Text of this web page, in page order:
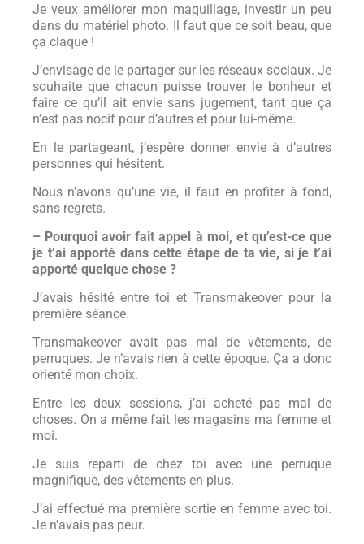
Je veux améliorer mon maquillage, investir un peu
dans du matériel photo. Il faut que ce soit beau, que
ça claque !
J’envisage de le partager sur les réseaux sociaux. Je
souhaite que chacun puisse trouver le bonheur et
faire ce qu’il ait envie sans jugement, tant que ça
n’est pas nocif pour d’autres et pour lui-même.
En le partageant, j’espère donner envie à d’autres
personnes qui hésitent.
Nous n’avons qu’une vie, il faut en profiter à fond,
sans regrets.
– Pourquoi avoir fait appel à moi, et qu’est-ce que
je t’ai apporté dans cette étape de ta vie, si je t’ai
apporté quelque chose ?
J’avais hésité entre toi et Transmakeover pour la
première séance.
Transmakeover avait pas mal de vêtements, de
perruques. Je n’avais rien à cette époque. Ça a donc
orienté mon choix.
Entre les deux sessions, j’ai acheté pas mal de
choses. On a même fait les magasins ma femme et
moi.
Je suis reparti de chez toi avec une perruque
magnifique, des vêtements en plus.
J’ai effectué ma première sortie en femme avec toi.
Je n’avais pas peur.